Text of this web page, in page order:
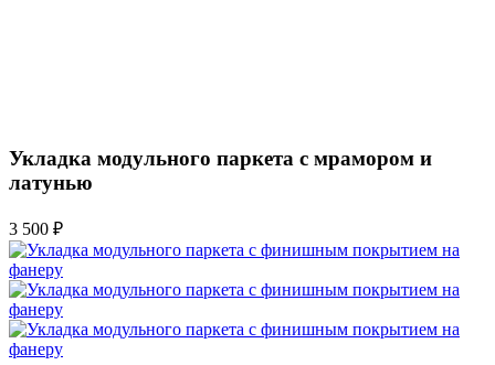
Укладка модульного паркета с мрамором и
латунью
3 500 ₽